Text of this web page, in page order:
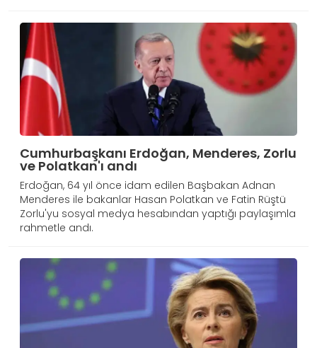
Cumhurbaşkanı Erdoğan, Menderes, Zorlu
ve Polatkan'ı andı
Erdoğan, 64 yıl önce idam edilen Başbakan Adnan
Menderes ile bakanlar Hasan Polatkan ve Fatin Rüştü
Zorlu'yu sosyal medya hesabından yaptığı paylaşımla
rahmetle andı.